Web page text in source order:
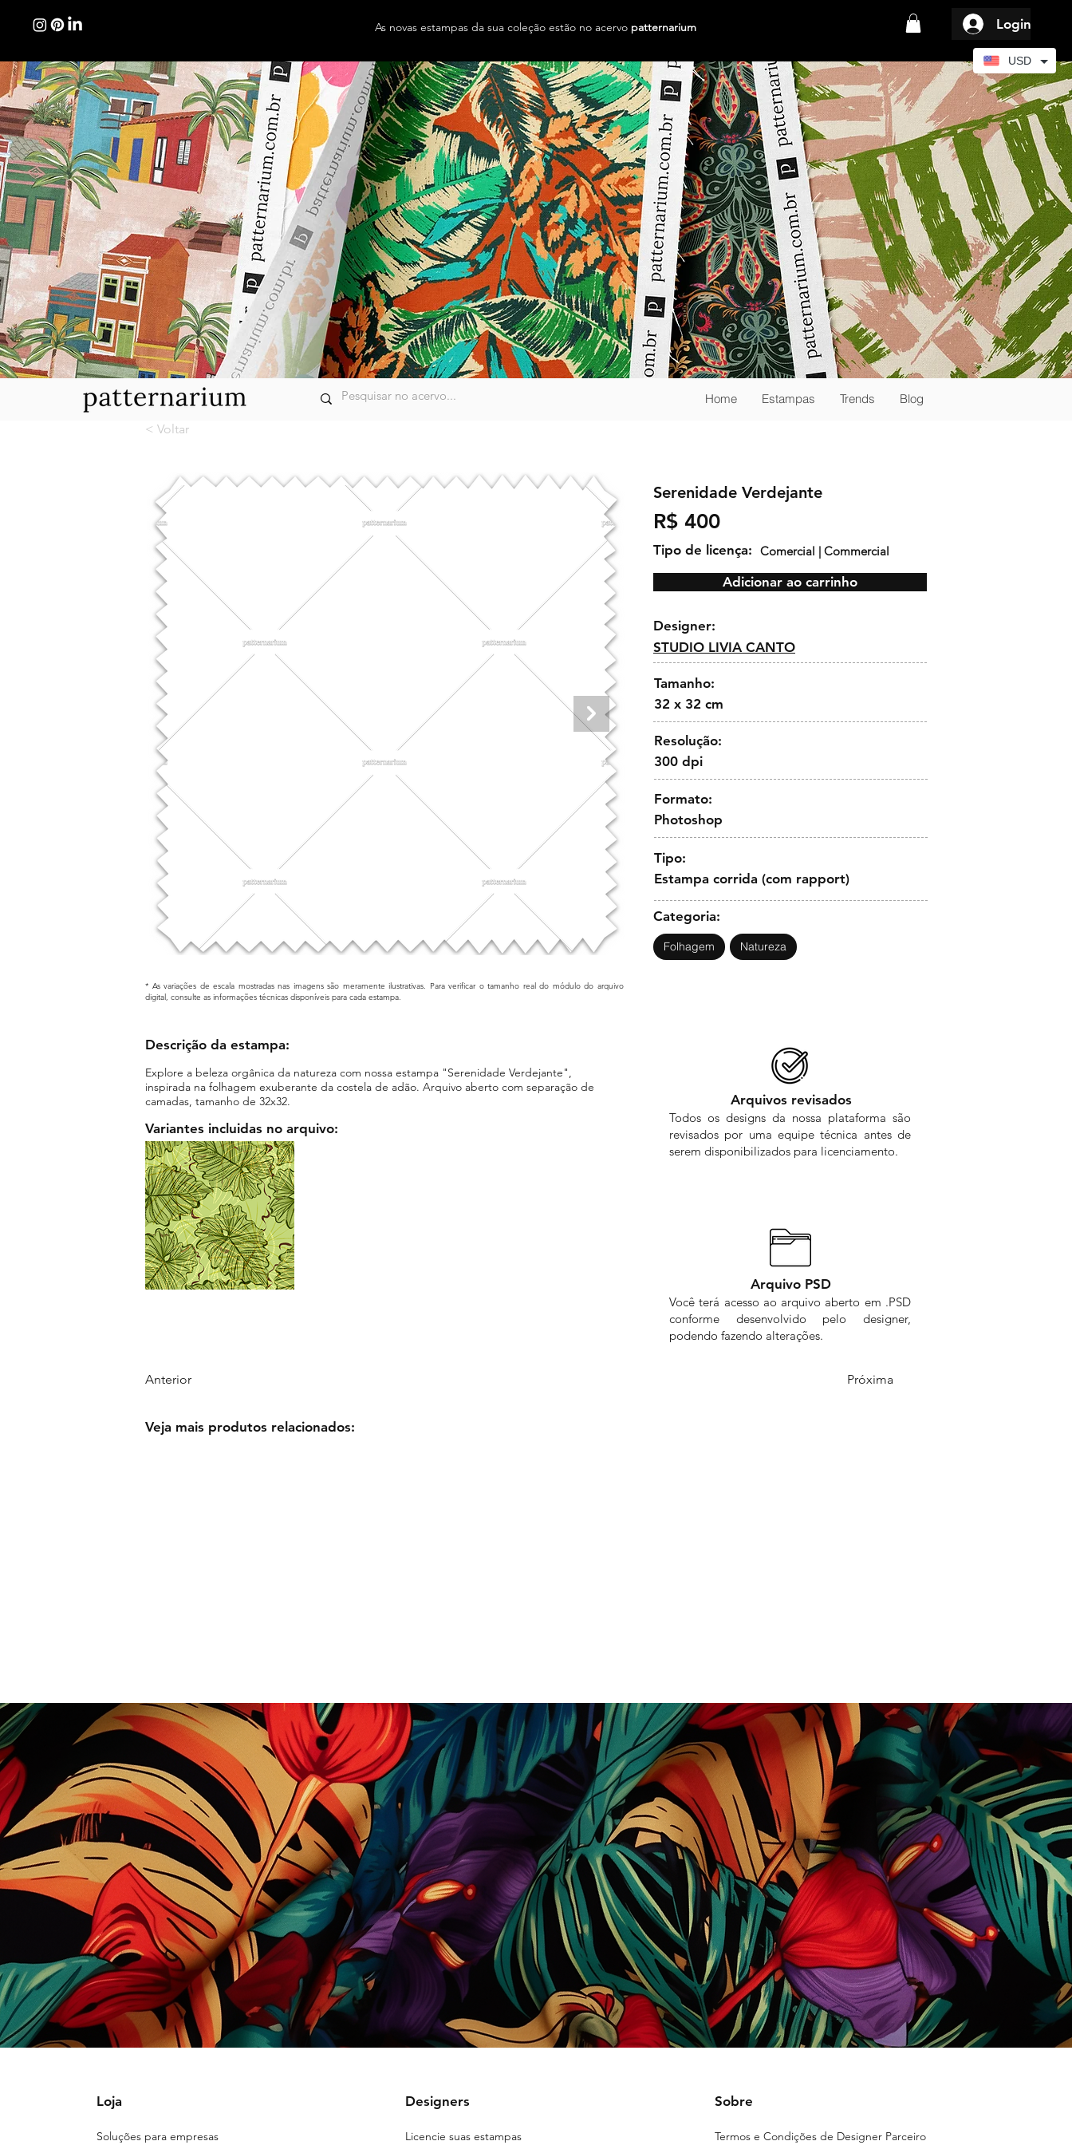
As novas estampas da sua coleção estão no acervo patternarium Login
Home Estampas Trends
Blog
< Voltar
* As variações de escala mostradas nas imagens são meramente ilustrativas. Para verificar o tamanho real do módulo do arquivo
digital, consulte as informações técnicas disponíveis para cada estampa.
Serenidade Verdejante
R$ 400
Tipo de licença: Comercial | Commercial
Adicionar ao carrinho
Designer:
STUDIO LIVIA CANTO
Tamanho:
32 x 32 cm
Resolução:
300 dpi
Formato:
Photoshop
Tipo:
Estampa corrida (com rapport)
Categoria:
Folhagem Natureza
Descrição da estampa:
Explore a beleza orgânica da natureza com nossa estampa "Serenidade Verdejante",
inspirada na folhagem exuberante da costela de adão. Arquivo aberto com separação de
camadas, tamanho de 32x32.
Variantes incluidas no arquivo:
Arquivos revisados
Todos os designs da nossa plataforma são
revisados por uma equipe técnica antes de
serem disponibilizados para licenciamento.
Arquivo PSD
Você terá acesso ao arquivo aberto em .PSD
conforme desenvolvido pelo designer,
podendo fazendo alterações.
Anterior Próxima
Veja mais produtos relacionados:
Loja
Soluções para empresas
Designers
Licencie suas estampas
Sobre
Termos e Condições de Designer Parceiro
USD